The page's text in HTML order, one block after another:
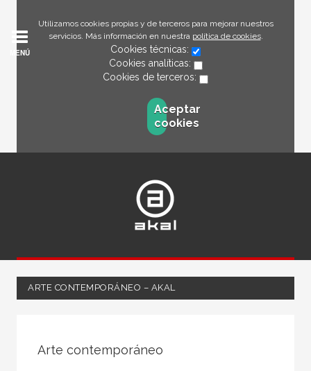
Utilizamos cookies propias y de terceros para mejorar nuestros
servicios. Más información en nuestra política de cookies.
Cookies técnicas:
Cookies analíticas:
Cookies de terceros:
Aceptar
cookies
MENÚ
ARTE CONTEMPORÁNEO – AKAL
Ciencias naturales y técnicas
Arte contemporáneo